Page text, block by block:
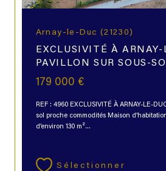
Arnay-le-Duc (21230)
EXCLUSIVITÉ À ARNAY-
PAVILLON SUR SOUS-
179 000 €
REF : 4960 EXCLUSIVITÉ À ARNAY-LE-
sol proche commodités Maison
d’environ 130 m²...
Sélectionner